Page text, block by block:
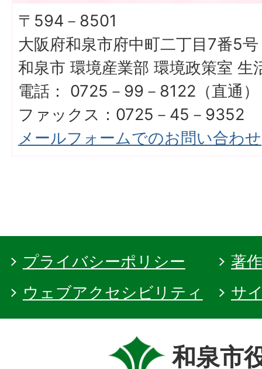
〒594－8501
大阪府和泉市府中町二丁目7番5号
和泉市 環境産業部 環境政策室 生
電話： 0725－99－8122（直通）
ファックス：0725－45－9352
メールフォームでのお問い合わせ
プライバシーポリシー
著
ウェブアクセシビリティ
サ
和泉市